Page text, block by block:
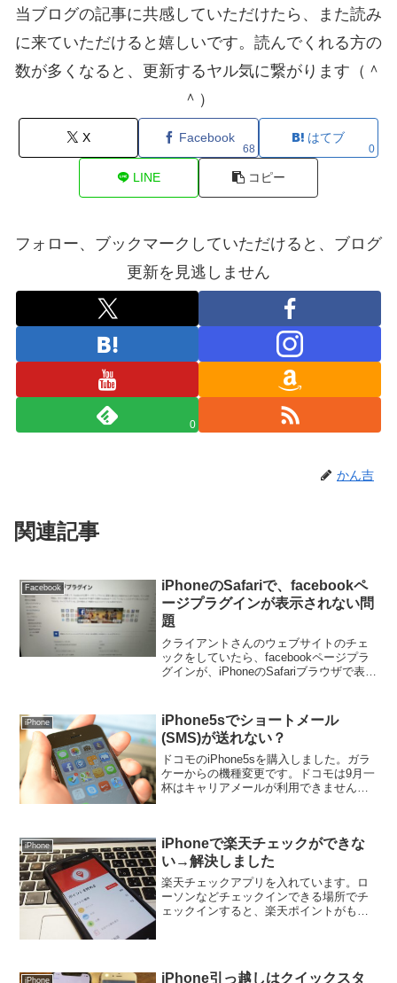
当ブログの記事に共感していただけたら、また読み
に来ていただけると嬉しいです。読んでくれる方の
数が多くなると、更新するヤル気に繋がります（＾
＾）
X Facebook
68
はてブ
0
LINE コピー
フォロー、ブックマークしていただけると、ブログ
更新を見逃しません
0
かん吉
関連記事
Facebook
iPhoneのSafariで、facebookペ
ージプラグインが表示されない問
題
クライアントさんのウェブサイトのチェ
ックをしていたら、facebookページプラ
グインが、iPhoneのSafariブラウザで表示
した。
iPhone
iPhone5sでショートメール
(SMS)が送れない？
ドコモのiPhone5sを購入しました。ガラ
ケーからの機種変更です。ドコモは9月一
杯はキャリアメールが利用できません。
て送れるよ...
iPhone
iPhoneで楽天チェックができな
い→解決しました
楽天チェックアプリを入れています。ロ
ーソンなどチェックインできる場所でチ
ェックインすると、楽天ポイントがもら
iPhone iPhone引っ越しはクイックスタ